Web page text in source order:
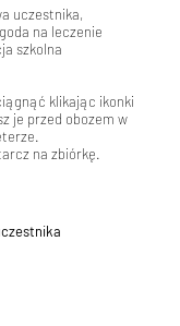
uczestnika,
na leczenie
szkolna
klikając ikonki
je przed obozem w
na zbiórkę.